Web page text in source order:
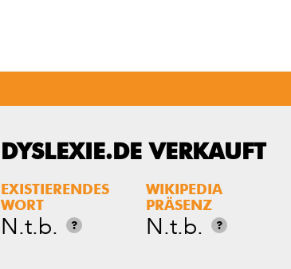
DYSLEXIE.DE VERKAUFT
EXISTIERENDES
WORT
N.t.b. ?
WIKIPEDIA
PRÄSENZ
N.t.b. ?